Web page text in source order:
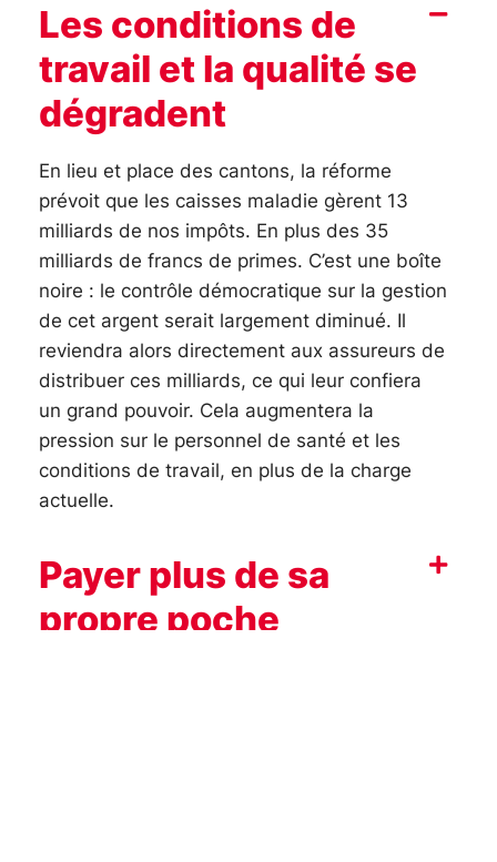
Les conditions de
travail et la qualité se
dégradent
En lieu et place des cantons, la réforme
prévoit que les caisses maladie gèrent 13
milliards de nos impôts. En plus des 35
milliards de francs de primes. C’est une boîte
noire : le contrôle démocratique sur la gestion
de cet argent serait largement diminué. Il
reviendra alors directement aux assureurs de
distribuer ces milliards, ce qui leur confiera
un grand pouvoir. Cela augmentera la
pression sur le personnel de santé et les
conditions de travail, en plus de la charge
actuelle.
Payer plus de sa
propre poche